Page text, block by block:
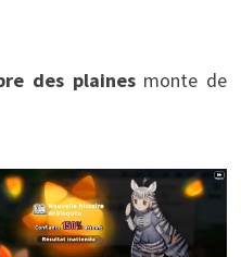
des plainesmonte de